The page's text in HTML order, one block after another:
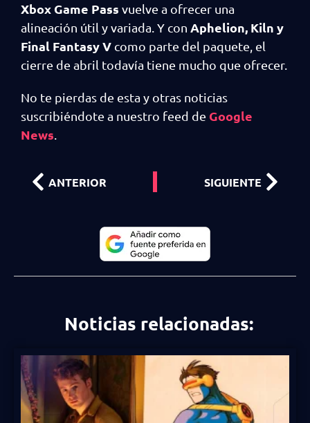
Xbox Game Pass vuelve a ofrecer una
alineación útil y variada. Y con Aphelion, Kiln y
Final Fantasy V como parte del paquete, el
cierre de abril todavía tiene mucho que ofrecer.
No te pierdas de esta y otras noticias
suscribiéndote a nuestro feed de Google
News
ANTERIOR SIGUIENTE
Noticias relacionadas: